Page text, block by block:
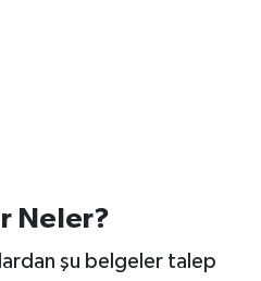
Neler?
şu belgeler talep